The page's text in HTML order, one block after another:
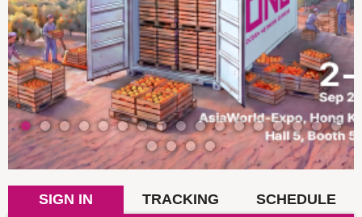
SIGN IN TRACKING SCHEDULE